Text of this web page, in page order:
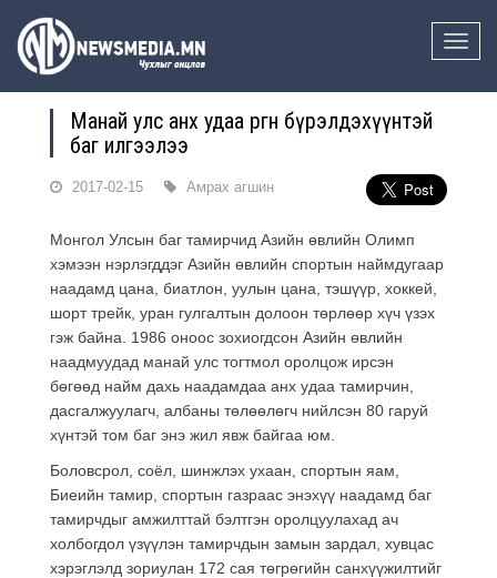
Toggle
Манай улс анх удаа өргөн бүрэлдэхүүнтэй
баг илгээлээ
2017-02-15 Амрах агшин
Монгол Улсын баг тамирчид Азийн өвлийн Олимп
хэмээн нэрлэгддэг Азийн өвлийн спортын наймдугаар
наадамд цана, биатлон, уулын цана, тэшүүр, хоккей,
шорт трейк, уран гулгалтын долоон төрлөөр хүч үзэх
гэж байна. 1986 оноос зохиогдсон Азийн өвлийн
наадмуудад манай улс тогтмол оролцож ирсэн
бөгөөд найм дахь наадамдаа анх удаа тамирчин,
дасгалжуулагч, албаны төлөөлөгч нийлсэн 80 гаруй
хүнтэй том баг энэ жил явж байгаа юм.
Боловсрол, соёл, шинжлэх ухаан, спортын яам,
Биеийн тамир, спортын газраас энэхүү наадамд баг
тамирчдыг амжилттай бэлтгэн оролцуулахад ач
холбогдол үзүүлэн тамирчдын замын зардал, хувцас
хэрэглэлд зориулан 172 сая төгрөгийн санхүүжилтийг